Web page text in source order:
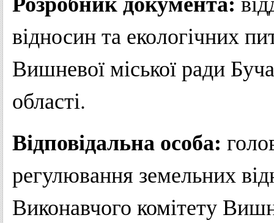
відносин та екологічних
Вишневої міської ради
області.
Відповідальна особа:
регулювання земельних
Виконавчого комітету